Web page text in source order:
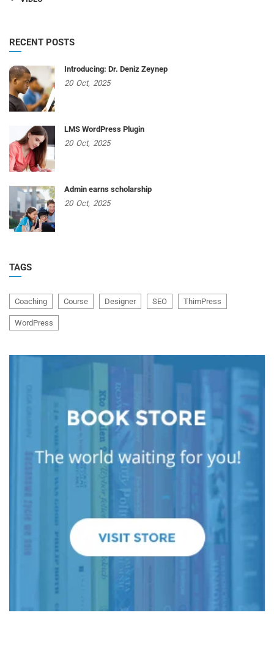
RECENT POSTS
Introducing: Dr. Deniz Zeynep
20 Oct, 2025
LMS WordPress Plugin
20 Oct, 2025
Admin earns scholarship
20 Oct, 2025
TAGS
Coaching Course Designer SEO ThimPress
WordPress